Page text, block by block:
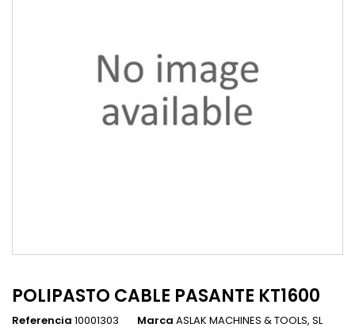
POLIPASTO CABLE PASANTE KT1600
Referencia 10001303 Marca ASLAK MACHINES & TOOLS, SL